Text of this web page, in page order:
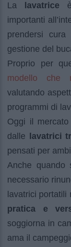
La lavatrice
importanti
prendersi
gestione del
Proprio per
modello che
valutando
programmi di
Oggi il
dalle
lavatrici
pensati per
Anche
necessario
lavatrici
pratica e
soggiorna in
ama il